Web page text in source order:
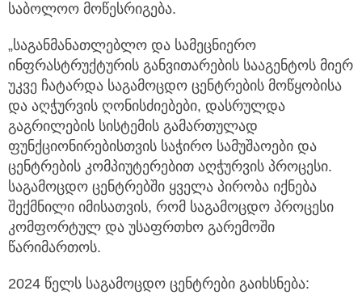
საბოლოო მოწესრიგება.
„საგანმანათლებლო და სამეცნიერო
ინფრასტრუქტურის განვითარების სააგენტოს მიერ
უკვე ჩატარდა საგამოცდო ცენტრების მოწყობისა
და აღჭურვის ღონისძიებები, დასრულდა
გაგრილების სისტემის გამართულად
ფუნქციონირებისთვის საჭირო სამუშაოები და
ცენტრების კომპიუტერებით აღჭურვის პროცესი.
საგამოცდო ცენტრებში ყველა პირობა იქნება
შექმნილი იმისათვის, რომ საგამოცდო პროცესი
კომფორტულ და უსაფრთხო გარემოში
წარიმართოს.
2024 წელს საგამოცდო ცენტრები გაიხსნება: